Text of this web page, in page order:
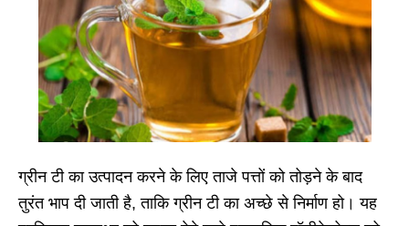
ग्रीन टी का उत्पादन करने के लिए ताजे पत्तों को तोड़ने के बाद
तुरंत भाप दी जाती है, ताकि ग्रीन टी का अच्छे से निर्माण हो। यह